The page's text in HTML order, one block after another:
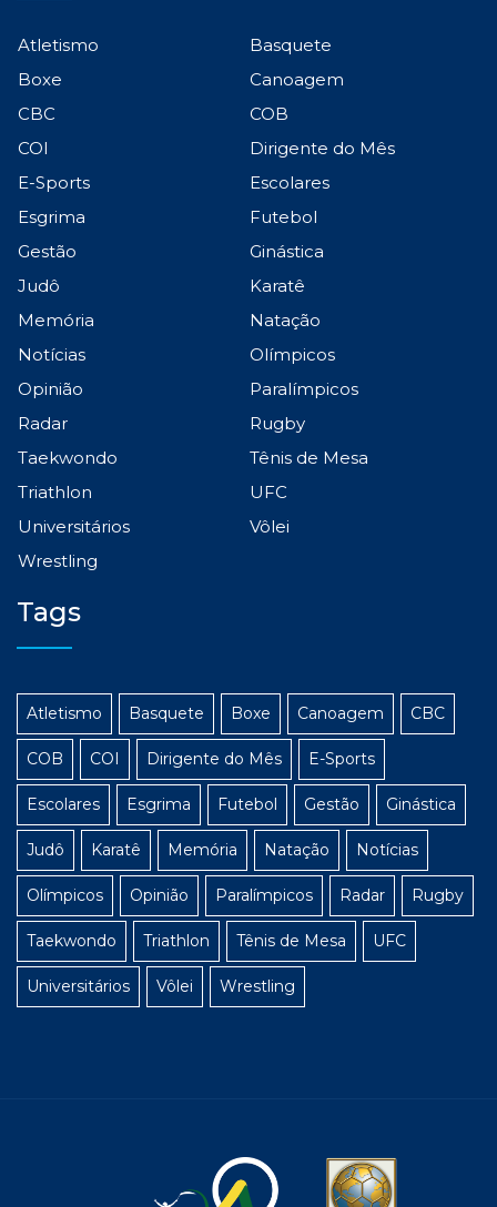
Atletismo
Basquete
Boxe
Canoagem
CBC
COB
COI
Dirigente do Mês
E-Sports
Escolares
Esgrima
Futebol
Gestão
Ginástica
Judô
Karatê
Memória
Natação
Notícias
Olímpicos
Opinião
Paralímpicos
Radar
Rugby
Taekwondo
Tênis de Mesa
Triathlon
UFC
Universitários
Vôlei
Wrestling
Tags
Atletismo Basquete Boxe Canoagem CBC
COB COI Dirigente do Mês E-Sports
Escolares Esgrima Futebol Gestão Ginástica
Judô Karatê Memória Natação Notícias
Olímpicos Opinião Paralímpicos Radar Rugby
Taekwondo Triathlon Tênis de Mesa UFC
Universitários Vôlei Wrestling